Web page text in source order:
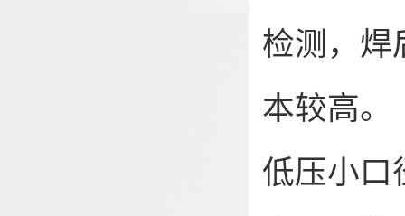
检测，焊
本较高。
低压小口